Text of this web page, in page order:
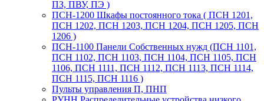
ПЗ, ПВУ, ПЭ )
ПСН-1200 Шкафы постоянного тока ( ПСН 1201,
ПСН 1202, ПСН 1203, ПСН 1204, ПСН 1205, ПСН
1206 )
ПСН-1100 Панели Собственных нужд (ПСН 1101,
ПСН 1102, ПСН 1103, ПСН 1104, ПСН 1105, ПСН
1106, ПСН 1111, ПСН 1112, ПСН 1113, ПСН 1114,
ПСН 1115, ПСН 1116 )
Пульты управления П, ПНП